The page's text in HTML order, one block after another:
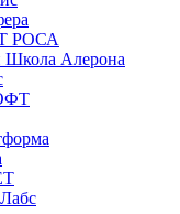
РОСА
Алерона